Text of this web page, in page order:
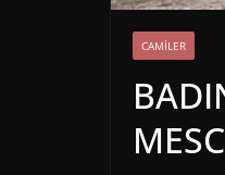
CAMILER